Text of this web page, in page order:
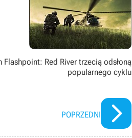
Flashpoint: Red River trzecią odsłoną
popularnego cyklu
POPRZEDNI